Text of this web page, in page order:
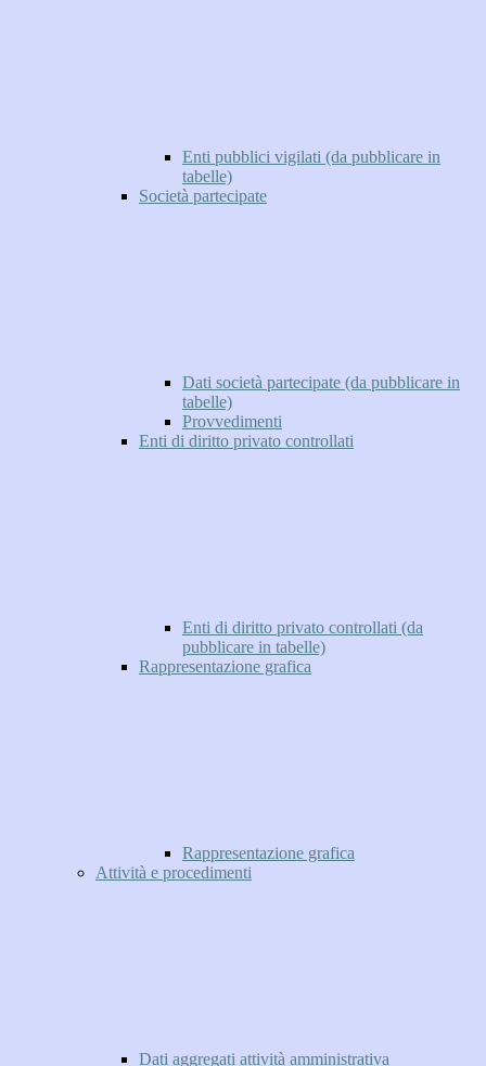
Enti pubblici vigilati (da pubblicare in
tabelle)
Società partecipate
Dati società partecipate (da pubblicare in
tabelle)
Provvedimenti
Enti di diritto privato controllati
Enti di diritto privato controllati (da
pubblicare in tabelle)
Rappresentazione grafica
Rappresentazione grafica
Attività e procedimenti
Dati aggregati attività amministrativa